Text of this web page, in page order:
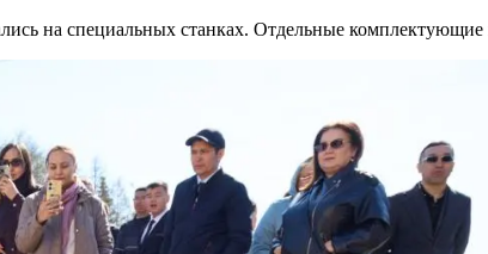
на специальных станках. Отдельные